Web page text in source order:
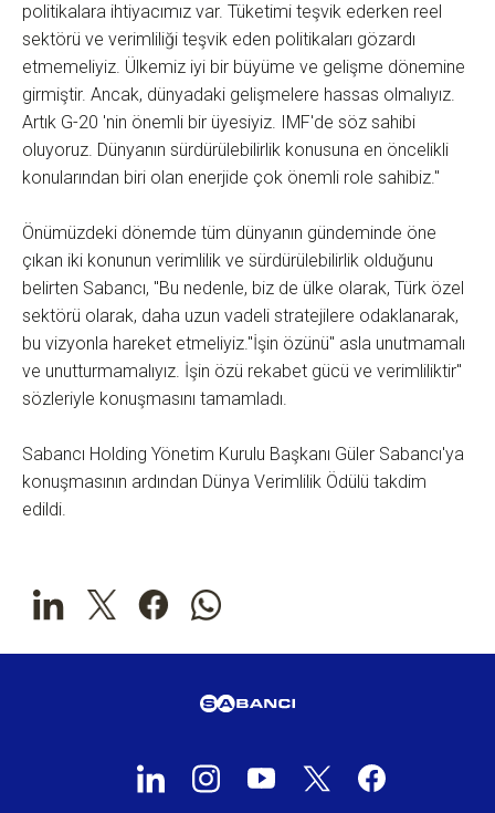
politikalara ihtiyacımız var. Tüketimi teşvik ederken reel
sektörü ve verimliliği teşvik eden politikaları gözardı
etmemeliyiz. Ülkemiz iyi bir büyüme ve gelişme dönemine
girmiştir. Ancak, dünyadaki gelişmelere hassas olmalıyız.
Artık G-20 'nin önemli bir üyesiyiz. IMF'de söz sahibi
oluyoruz. Dünyanın sürdürülebilirlik konusuna en öncelikli
konularından biri olan enerjide çok önemli role sahibiz."
Önümüzdeki dönemde tüm dünyanın gündeminde öne
çıkan iki konunun verimlilik ve sürdürülebilirlik olduğunu
belirten Sabancı, "Bu nedenle, biz de ülke olarak, Türk özel
sektörü olarak, daha uzun vadeli stratejilere odaklanarak,
bu vizyonla hareket etmeliyiz."İşin özünü" asla unutmamalı
ve unutturmamalıyız. İşin özü rekabet gücü ve verimliliktir"
sözleriyle konuşmasını tamamladı.
Sabancı Holding Yönetim Kurulu Başkanı Güler Sabancı'ya
konuşmasının ardından Dünya Verimlilik Ödülü takdim
edildi.